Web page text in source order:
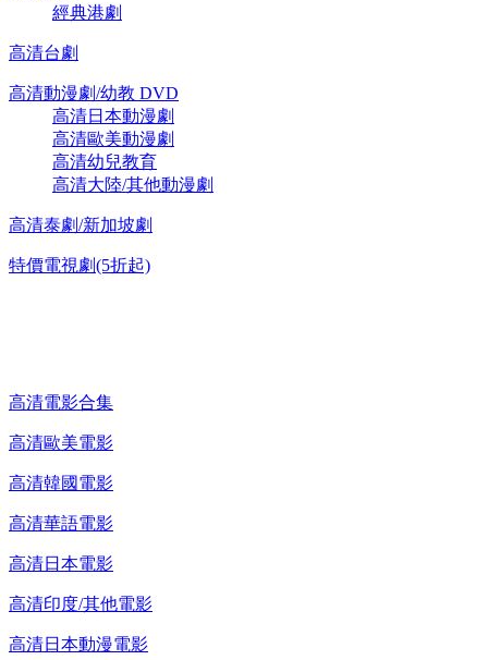
經典港劇
高清台劇
高清動漫劇/幼教 DVD
高清日本動漫劇
高清歐美動漫劇
高清幼兒教育
高清大陸/其他動漫劇
高清泰劇/新加坡劇
特價電視劇(5折起)
高清電影合集
高清歐美電影
高清韓國電影
高清華語電影
高清日本電影
高清印度/其他電影
高清日本動漫電影